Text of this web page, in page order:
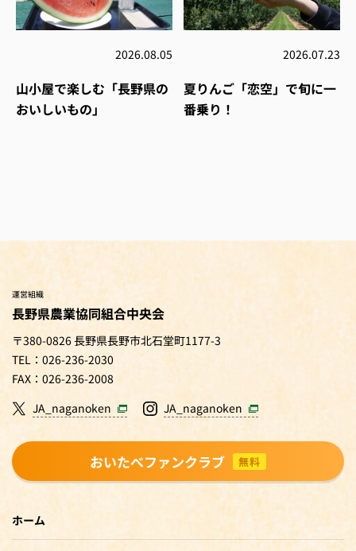
2026.08.05
山小屋で楽しむ「長野県の
おいしいもの」
2026.07.23
夏りんご「恋空」で旬に一
番乗り！
運営組織
長野県農業協同組合中央会
〒380-0826 長野県長野市北石堂町1177-3
TEL：026-236-2030
FAX：026-236-2008
JA_naganoken
JA_naganoken
おいたべファンクラブ 無料
ホーム